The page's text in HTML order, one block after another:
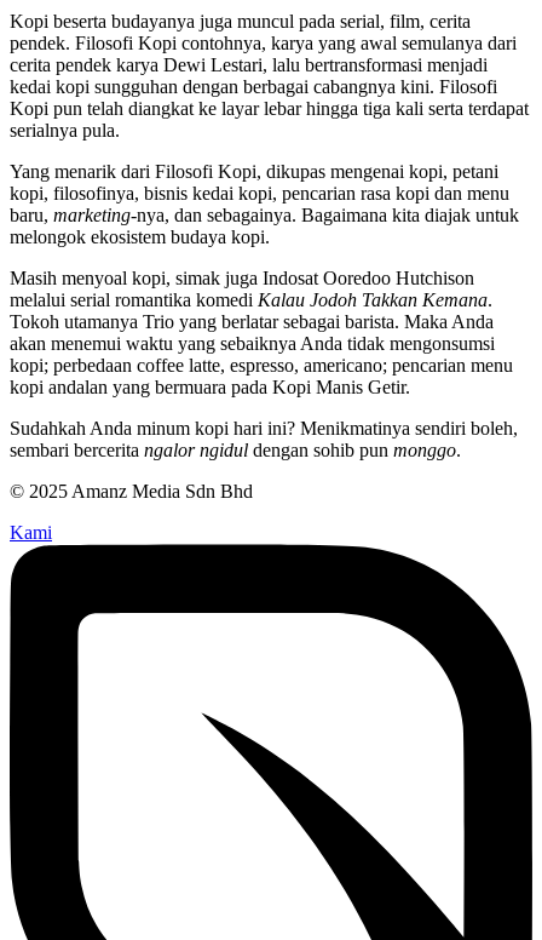
Kopi beserta budayanya juga muncul pada serial, film, cerita
pendek. Filosofi Kopi contohnya, karya yang awal semulanya dari
cerita pendek karya Dewi Lestari, lalu bertransformasi menjadi
kedai kopi sungguhan dengan berbagai cabangnya kini. Filosofi
Kopi pun telah diangkat ke layar lebar hingga tiga kali serta terdapat
serialnya pula.
Yang menarik dari Filosofi Kopi, dikupas mengenai kopi, petani
kopi, filosofinya, bisnis kedai kopi, pencarian rasa kopi dan menu
baru, marketing-nya, dan sebagainya. Bagaimana kita diajak untuk
melongok ekosistem budaya kopi.
Masih menyoal kopi, simak juga Indosat Ooredoo Hutchison
melalui serial romantika komedi Kalau Jodoh Takkan Kemana.
Tokoh utamanya Trio yang berlatar sebagai barista. Maka Anda
akan menemui waktu yang sebaiknya Anda tidak mengonsumsi
kopi; perbedaan coffee latte, espresso, americano; pencarian menu
kopi andalan yang bermuara pada Kopi Manis Getir.
Sudahkah Anda minum kopi hari ini? Menikmatinya sendiri boleh,
sembari bercerita ngalor ngidul dengan sohib pun monggo.
© 2025 Amanz Media Sdn Bhd
Kami